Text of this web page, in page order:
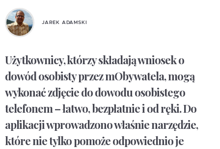
JAREK ADAMSKI
Użytkownicy, którzy składają wniosek o
dowód osobisty przez mObywatela, mogą
wykonać zdjęcie do dowodu osobistego
telefonem – łatwo, bezpłatnie i od ręki. Do
aplikacji wprowadzono właśnie narzędzie,
które nie tylko pomoże odpowiednio je